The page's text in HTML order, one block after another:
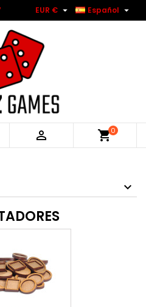
Español 
EUR € 
 0